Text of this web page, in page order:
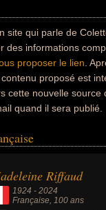
site qui parle de
des informations
proposer le lien .
proposé est
cette nouvelle source
quand il sera publié.
Riffaud
1924 - 2024
Française, 100 ans